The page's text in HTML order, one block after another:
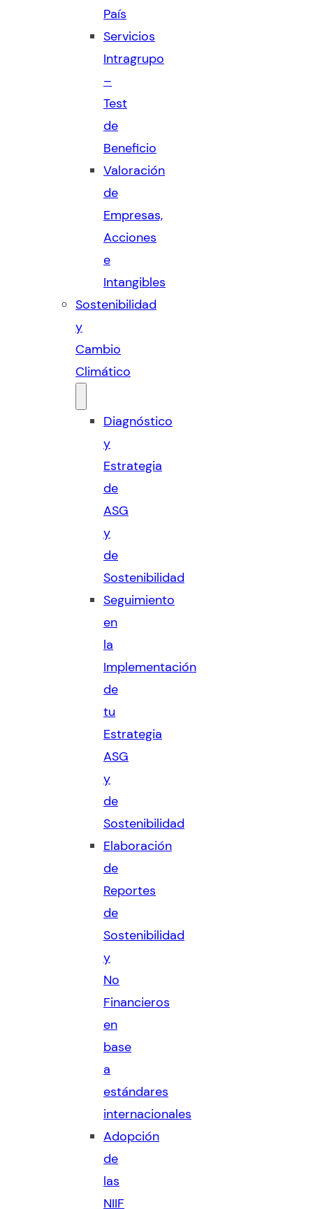
País
Servicios
Intragrupo
–
Test
de
Beneficio
Valoración
de
Empresas,
Acciones
e
Intangibles
Sostenibilidad
y
Cambio
Climático
Diagnóstico
y
Estrategia
de
ASG
y
de
Sostenibilidad
Seguimiento
en
la
Implementación
de
tu
Estrategia
ASG
y
de
Sostenibilidad
Elaboración
de
Reportes
de
Sostenibilidad
y
No
Financieros
en
base
a
estándares
internacionales
Adopción
de
las
NIIF